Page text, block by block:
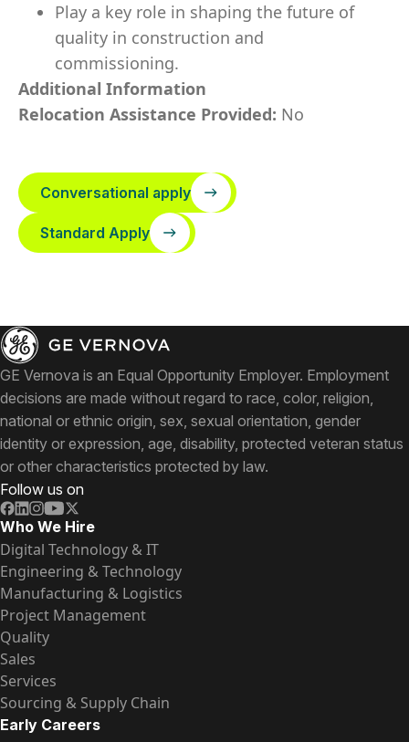
Play a key role in shaping the future of
quality in construction and
commissioning.
Additional Information
Relocation Assistance Provided: No
Conversational apply
Standard Apply
GE Vernova is an Equal Opportunity Employer. Employment
decisions are made without regard to race, color, religion,
national or ethnic origin, sex, sexual orientation, gender
identity or expression, age, disability, protected veteran status
or other characteristics protected by law.
Follow us on
Who We Hire
Digital Technology & IT
Engineering & Technology
Manufacturing & Logistics
Project Management
Quality
Sales
Services
Sourcing & Supply Chain
Early Careers